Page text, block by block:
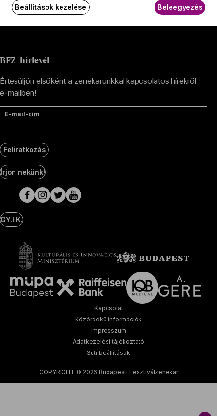
1036 Budapest,
Nagyszombat utca 1.
+36 1 489 4330
BFZ-hírlevél
Értesüljön elsőként a zenekarunkkal kapcsolatos hírekről
e-mailben!
E-mail-cím
Feliratkozás
Social
Media
oldalak
Írjon nekünk!
GY.I.K.
COPYRIGHT © 2026 Budapesti Fesztiválzenekar
Kapcsolat
Közérdekű információk
Impresszum
Adatkezelési tájékoztató
Süti beállítások
Beállítások kezelése Beleegyezés